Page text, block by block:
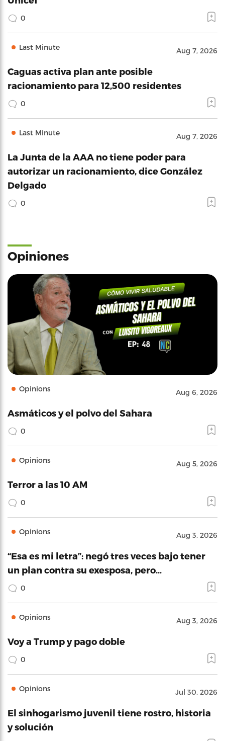
0
Last Minute Aug 7, 2026
Caguas activa plan ante posible
racionamiento para 12,500 residentes
0
Last Minute Aug 7, 2026
La Junta de la AAA no tiene poder para
autorizar un racionamiento, dice González
Delgado
0
Opiniones
Opinions Aug 6, 2026
Asmáticos y el polvo del Sahara
0
Opinions Aug 5, 2026
Terror a las 10 AM
0
Opinions Aug 3, 2026
“Esa es mi letra”: negó tres veces bajo tener
un plan contra su exesposa, pero…
0
Opinions Aug 3, 2026
Voy a Trump y pago doble
0
Opinions Jul 30, 2026
El sinhogarismo juvenil tiene rostro, historia
y solución